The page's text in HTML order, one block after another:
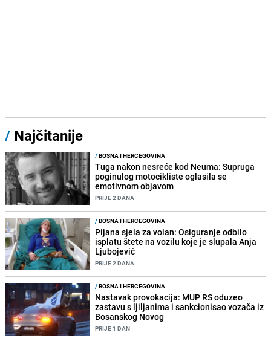
/ Najčitanije
/BOSNA I HERCEGOVINA
Tuga nakon nesreće kod Neuma: Supruga
poginulog motocikliste oglasila se
emotivnom objavom
PRIJE 2 DANA
/BOSNA I HERCEGOVINA
Pijana sjela za volan: Osiguranje odbilo
isplatu štete na vozilu koje je slupala Anja
Ljubojević
PRIJE 2 DANA
/BOSNA I HERCEGOVINA
Nastavak provokacija: MUP RS oduzeo
zastavu s ljiljanima i sankcionisao vozača iz
Bosanskog Novog
PRIJE 1 DAN